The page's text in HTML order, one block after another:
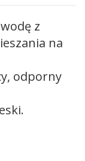
z
na
odporny